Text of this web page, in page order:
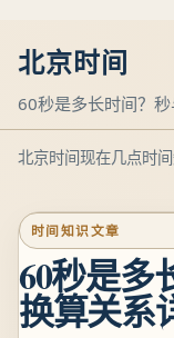
北京时间
60秒是多长时间？
北京时间现在几点时
时间知识文章
60秒是多
换算关系